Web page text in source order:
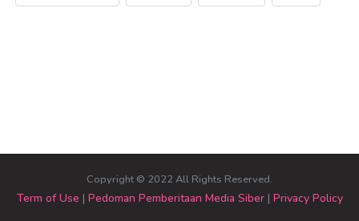
Copyright © 2022 All Rights Reserved.
Term of Use | Pedoman Pemberitaan Media Siber| Privacy Policy